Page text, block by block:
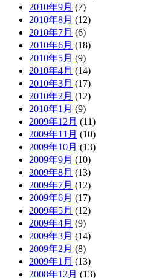
2010年9月 (7)
2010年8月 (12)
2010年7月 (6)
2010年6月 (18)
2010年5月 (9)
2010年4月 (14)
2010年3月 (17)
2010年2月 (12)
2010年1月 (9)
2009年12月 (11)
2009年11月 (10)
2009年10月 (13)
2009年9月 (10)
2009年8月 (13)
2009年7月 (12)
2009年6月 (17)
2009年5月 (12)
2009年4月 (9)
2009年3月 (14)
2009年2月 (8)
2009年1月 (13)
2008年12月 (13)